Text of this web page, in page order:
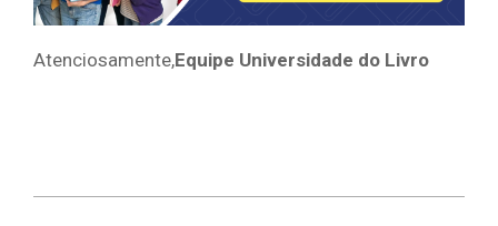
Atenciosamente,Equipe Universidade do Livro